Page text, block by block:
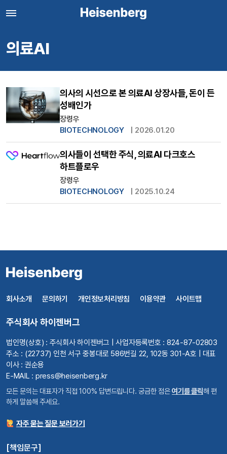
의료AI
의사의 시선으로 본 의료AI 상장사들, 돈이 든
성배인가
장령우
BIOTECHNOLOGY
2026.01.20
의사들이 선택한 주식, 의료AI 다크호스
하트플로우
장령우
BIOTECHNOLOGY
2025.10.24
회사소개 문의하기 개인정보처리방침 이용약관 사이트맵
주식회사 하이젠버그
법인명(상호) : 주식회사 하이젠버그 | 사업자등록번호 : 824-87-02803
주소 : (22737) 인천 서구 중봉대로 586번길 22, 102동 301-A호 | 대표
이사 : 권순용
E-MAIL : press@heisenberg.kr
모든 문의는 대표자가 직접 100% 답변드립니다. 궁금한 점은여기를 클릭해 편
하게 말씀해 주세요.
자주 묻는 질문 보러가기
[책임문구]